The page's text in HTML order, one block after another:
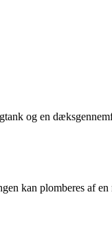
og en
kan plomberes